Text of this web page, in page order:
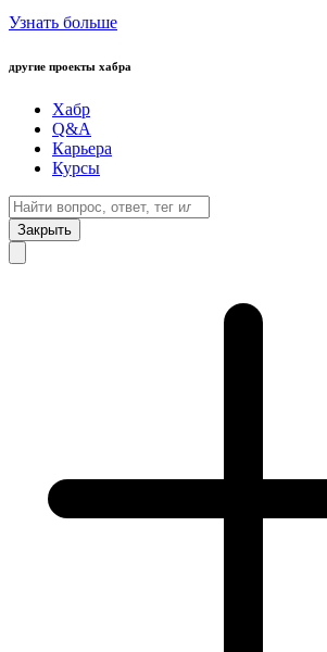
Узнать больше
другие проекты хабра
Хабр
Q&A
Карьера
Курсы
Закрыть